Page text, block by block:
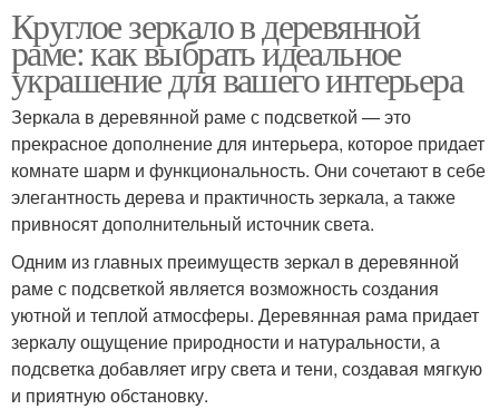
Круглое зеркало в деревянной
раме: как выбрать идеальное
украшение для вашего интерьера
Зеркала в деревянной раме с подсветкой — это
прекрасное дополнение для интерьера, которое придает
комнате шарм и функциональность. Они сочетают в себе
элегантность дерева и практичность зеркала, а также
привносят дополнительный источник света.
Одним из главных преимуществ зеркал в деревянной
раме с подсветкой является возможность создания
уютной и теплой атмосферы. Деревянная рама придает
зеркалу ощущение природности и натуральности, а
подсветка добавляет игру света и тени, создавая мягкую
и приятную обстановку.